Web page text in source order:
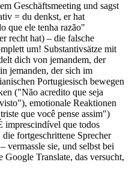
Geschäftsmeeting und sagst
= du denkst, er hat
que ele tenha razão"
recht hat) – die falsche
um! Substantivsätze mit
dich von jemandem, der
jemanden, der sich im
Portugiesisch bewegen
("Não acredito que seja
emotionale Reaktionen
que você pense assim")
que todos
fortgeschrittene Sprecher
vermassle sie, und selbst bei
Translate, das versucht,